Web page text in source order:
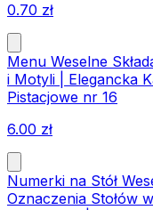
0.70 zł
Menu Weselne
i Motyli | Elegancka
Pistacjowe nr 16
6.00 zł
Numerki na Stół
Oznaczenia Stołów